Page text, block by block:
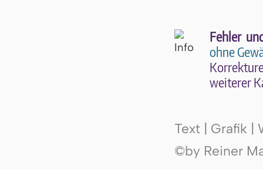
Fehler
ohne
wei­te­rer
Text | Grafik |
©by Reiner